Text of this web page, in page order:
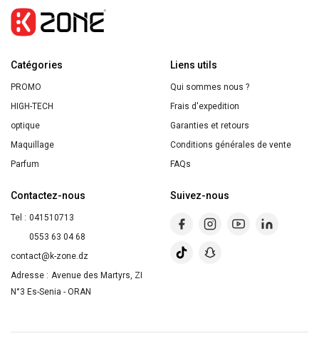
En
Zinc
Catégories
PROMO
HIGH-TECH
optique
Maquillage
Parfum
Liens utils
Qui sommes nous ?
Frais d'expedition
Garanties et retours
Conditions générales de vente
FAQs
Contactez-nous
Tel : 041510713
0553 63 04 68
contact@k-zone.dz
Adresse : Avenue des Martyrs, ZI
N°3 Es-Senia - ORAN
Suivez-nous